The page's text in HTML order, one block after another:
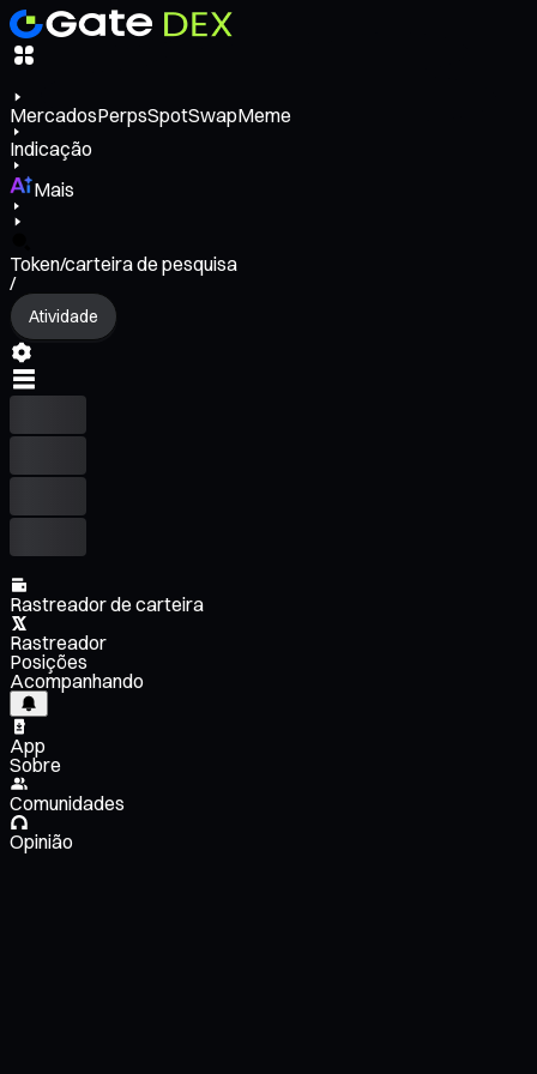
MercadosPerpsSpotSwapMeme
Indicação
Mais
Token/carteira de pesquisa
/
Atividade
Rastreador de carteira
Rastreador
Posições
Acompanhando
App
Sobre
Comunidades
Opinião